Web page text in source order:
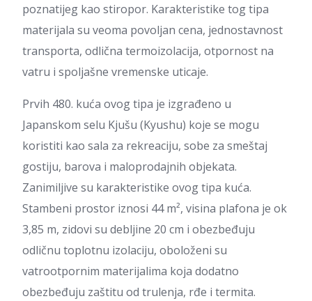
poznatijeg kao stiropor. Karakteristike tog tipa
materijala su veoma povoljan cena, jednostavnost
transporta, odlična termoizolacija, otpornost na
vatru i spoljašne vremenske uticaje.
Prvih 480. kuća ovog tipa je izgrađeno u
Japanskom selu Kjušu (Kyushu) koje se mogu
koristiti kao sala za rekreaciju, sobe za smeštaj
gostiju, barova i maloprodajnih objekata.
Zanimiljive su karakteristike ovog tipa kuća.
Stambeni prostor iznosi 44 m², visina plafona je ok
3,85 m, zidovi su debljine 20 cm i obezbeđuju
odličnu toplotnu izolaciju, oboloženi su
vatrootpornim materijalima koja dodatno
obezbeđuju zaštitu od trulenja, rđe i termita.